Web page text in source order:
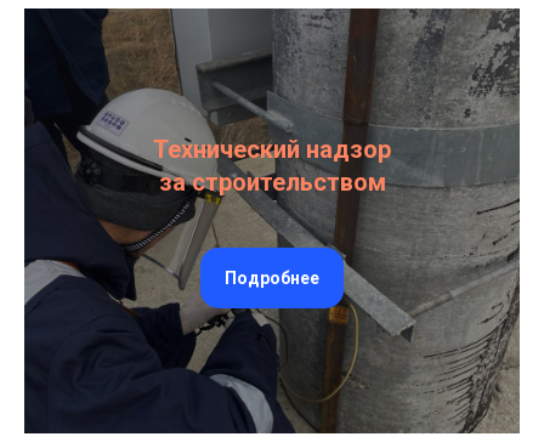
Технический надзор
за строительством
Подробнее